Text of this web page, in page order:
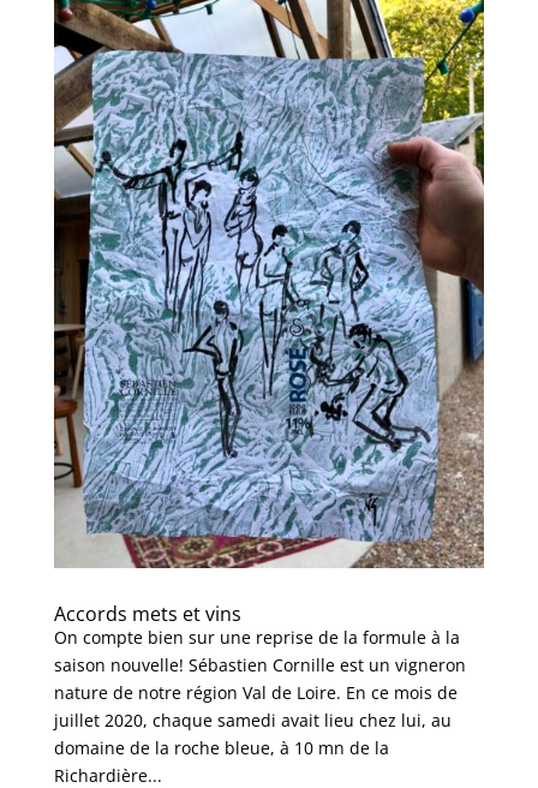
Accords mets et vins
On compte bien sur une reprise de la formule à la
saison nouvelle! Sébastien Cornille est un vigneron
nature de notre région Val de Loire. En ce mois de
juillet 2020, chaque samedi avait lieu chez lui, au
domaine de la roche bleue, à 10 mn de la
Richardière...